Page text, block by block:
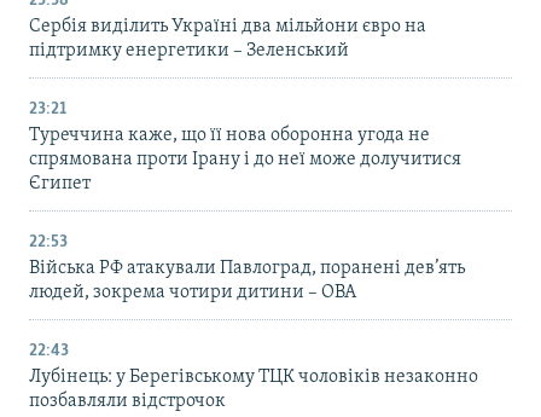
Сербія виділить Україні два мільйони євро на
підтримку енергетики – Зеленський
23:21
Туреччина каже, що її нова оборонна угода не
спрямована проти Ірану і до неї може долучитися
Єгипет
22:53
Війська РФ атакували Павлоград, поранені дев’ять
людей, зокрема чотири дитини – ОВА
22:43
Лубінець: у Берегівському ТЦК чоловіків незаконно
позбавляли відстрочок